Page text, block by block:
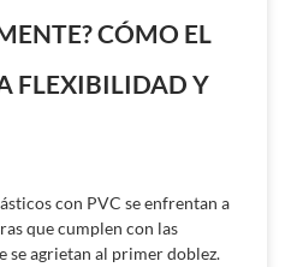
CÓMO EL
FLEXIBILIDAD Y
con PVC se enfrentan a
que cumplen con las
se agrietan al primer doblez.